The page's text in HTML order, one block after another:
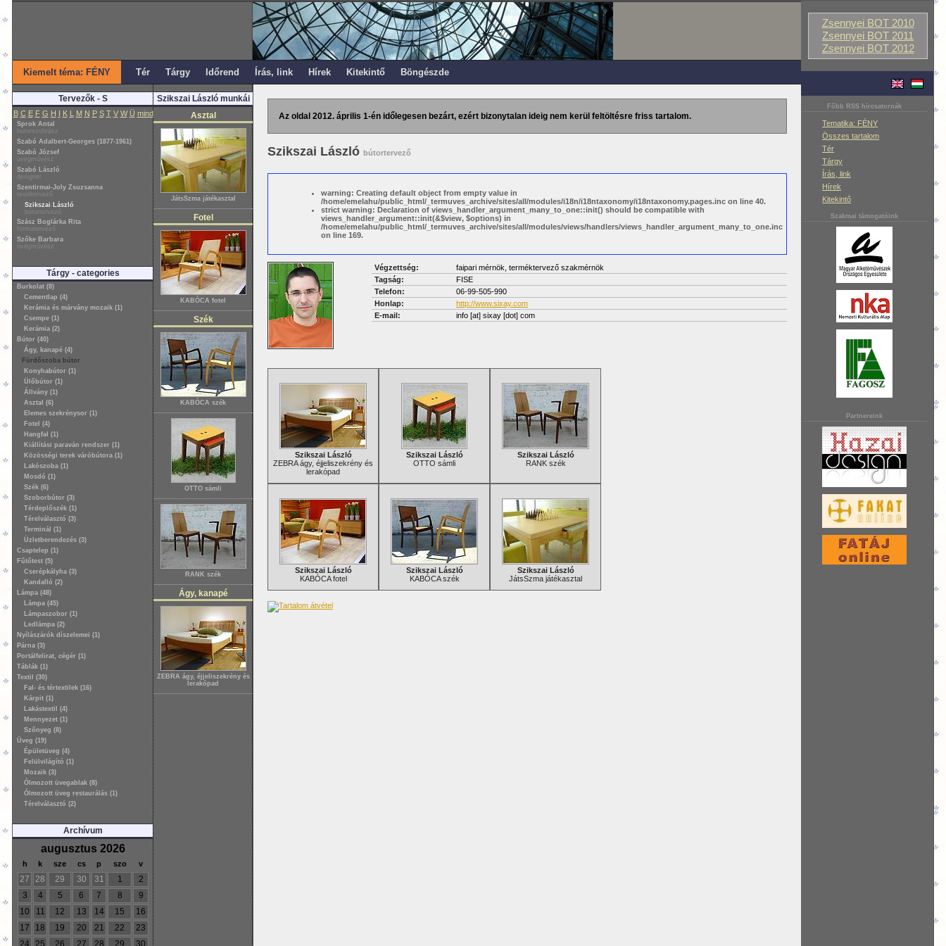
Zsennyei BOT 2010
Zsennyei BOT 2011
Zsennyei BOT 2012
Főbb RSS hírcsatornák
Tematika: FÉNY
Összes tartalom
Tér
Tárgy
Írás, link
Hírek
Kitekintő
Szakmai támogatóink
Partnereink
Kiemelt téma: FÉNY Tér Tárgy Időrend Írás, link Hírek Kitekintő Böngészde
Tervezők - S
B C E F G H I K L M N P S T V W Ü mind
Sprok Antal
bútorszobrász
Szabó Adalbert-Georges (1877-1961)
Szabó József
üvegművész
Szabó László
designer
Szentirmai-Joly Zsuzsanna
textiltervező
Szikszai László
bútortervező
Szász Boglárka Rita
formatervező
Szőke Barbara
üvegművész
Tárgy - categories
Burkolat (8)
Cementlap (4)
Kerámia és márvány mozaik (1)
Csempe (1)
Kerámia (2)
Bútor (40)
Ágy, kanapé (4)
Fürdőszoba bútor
Konyhabútor (1)
Ülőbútor (1)
Állvány (1)
Asztal (6)
Elemes szekrénysor (1)
Fotel (4)
Hangfal (1)
Kiállítási paraván rendszer (1)
Közösségi terek váróbútora (1)
Lakószoba (1)
Mosdó (1)
Szék (6)
Szoborbútor (3)
Térdeplőszék (1)
Térelválasztó (3)
Terminál (1)
Üzletberendezés (3)
Csaptelep (1)
Fűtőtest (5)
Cserépkályha (3)
Kandalló (2)
Lámpa (48)
Lámpa (45)
Lámpaszobor (1)
Ledlámpa (2)
Nyílászárók díszelemei (1)
Párna (3)
Portálfelirat, cégér (1)
Táblák (1)
Textil (30)
Fal- és tértextilek (16)
Kárpit (1)
Lakástextil (4)
Mennyezet (1)
Szőnyeg (8)
Üveg (19)
Épületüveg (4)
Felülvilágító (1)
Mozaik (3)
Ólmozott üvegablak (8)
Ólmozott üveg restaurálás (1)
Térelválasztó (2)
Archívum
augusztus 2026
h k sze cs p szo v
27 28 29 30 31 1
2
3
4 5 6 7 8
9
10
11 12 13 14 15
16
17
18 19 20 21 22
23
24
25 26 27 28 29 30
Szikszai László munkái
Asztal
JátsSzma játékasztal
Fotel
KABÓCA fotel
Szék
KABÓCA szék
OTTO sámli
RANK szék
Ágy, kanapé
ZEBRA ágy, éjjeliszekrény és
lerakópad
Az oldal 2012. április 1-én időlegesen bezárt, ezért bizonytalan ideig nem kerül feltöltésre friss tartalom.
Szikszai László bútortervező
warning: Creating default object from empty value in
/home/emelahu/public_html/_termuves_archive/sites/all/modules/i18n/i18ntaxonomy/i18ntaxonomy.pages.inc on line 40.
strict warning: Declaration of views_handler_argument_many_to_one::init() should be compatible with
views_handler_argument::init(&$view, $options) in
/home/emelahu/public_html/_termuves_archive/sites/all/modules/views/handlers/views_handler_argument_many_to_one.inc
on line 169.
Végzettség:
faipari mérnök, terméktervező szakmérnök
Tagság:
FISE
Telefon:
06-99-505-990
Honlap:
http://www.sixay.com
E-mail:
info [at] sixay [dot] com
Szikszai László
ZEBRA ágy, éjjeliszekrény és
lerakópad
Szikszai László
OTTO sámli
Szikszai László
RANK szék
Szikszai László
KABÓCA fotel
Szikszai László
KABÓCA szék
Szikszai László
JátsSzma játékasztal